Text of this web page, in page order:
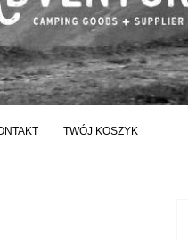
TWÓJ KOSZYK